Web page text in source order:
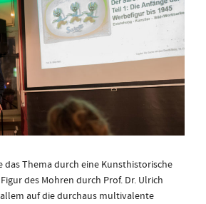
das Thema durch eine Kunsthistorische
des Mohren durch Prof. Dr. Ulrich
allem auf die durchaus multivalente